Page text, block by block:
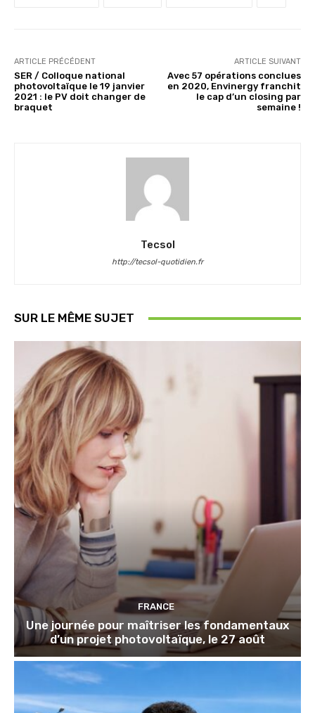
ARTICLE PRÉCÉDENT
SER / Colloque national
photovoltaïque le 19 janvier
2021 : le PV doit changer de
braquet
ARTICLE SUIVANT
Avec 57 opérations conclues
en 2020, Envinergy franchit
le cap d’un closing par
semaine !
Tecsol
http://tecsol-quotidien.fr
SUR LE MÊME SUJET
FRANCE
Une journée pour maîtriser les fondamentaux
d’un projet photovoltaïque, le 27 août